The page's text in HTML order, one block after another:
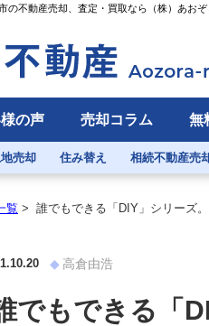
の不動産売却、査定・買取なら（株）あお
の声 売却コラム 無
売却 住み替え 相続不動産売
覧 > 誰でもできる「DIY」シリーズ
高倉由浩
でもできる「